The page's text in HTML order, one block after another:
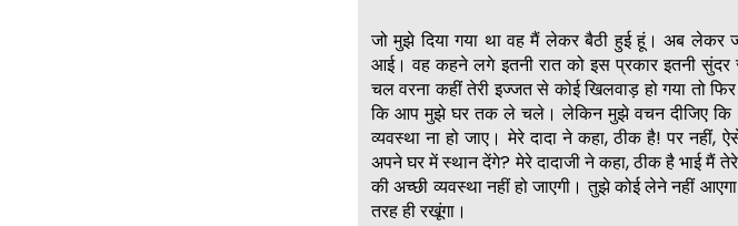
जो मुझे दिया गया था वह मैं लेकर बैठी हुई हूं। अब लेकर
आई। वह कहने लगे इतनी रात को इस प्रकार इतनी सुंदर
चल वरना कहीं तेरी इज्जत से कोई खिलवाड़ हो गया तो
कि आप मुझे घर तक ले चले। लेकिन मुझे वचन दीजिए
व्यवस्था ना हो जाए। मेरे दादा ने कहा, ठीक है! पर
अपने घर में स्थान देंगे? मेरे दादाजी ने कहा, ठीक है भाई
की अच्छी व्यवस्था नहीं हो जाएगी। तुझे कोई लेने नहीं
तरह ही रखूंगा।